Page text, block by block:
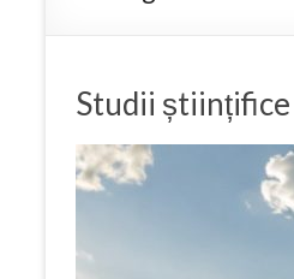
Studii